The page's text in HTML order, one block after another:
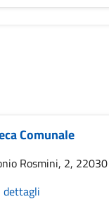
Comunale
Rosmini, 2, 22030